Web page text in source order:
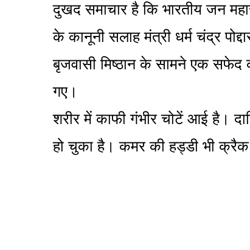
दुखद समाचार है कि भारतीय जन
के कानूनी सलाह मंत्री धर्म चंद्र
बृजवासी मिष्ठान के सामने एक सफेद
गए।
शरीर में काफी गंभीर चोटें आई है।
हो चुका है। कमर की हड्डी भी